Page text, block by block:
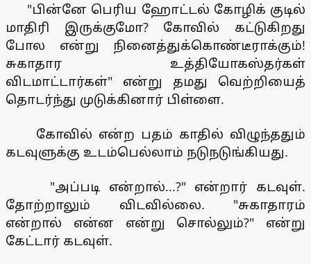
"பின்னே பெரிய ஹோட்டல் கோழிக் குடில்
மாதிரி இருக்குமோ? கோவில் கட்டுகிறது
போல என்று நினைத்துக்கொண்டீராக்கும்!
சுகாதார உத்தியோகஸ்தர்கள்
விடமாட்டார்கள்" என்று தமது வெற்றியைத்
தொடர்ந்து முடுக்கினார் பிள்ளை.
கோவில் என்ற பதம் காதில் விழுந்ததும்
கடவுளுக்கு உடம்பெல்லாம் நடுநடுங்கியது.
"அப்படி என்றால்...?" என்றார் கடவுள்.
தோற்றாலும் விடவில்லை. "சுகாதாரம்
என்றால் என்ன என்று சொல்லும்?" என்று
கேட்டார் கடவுள்.